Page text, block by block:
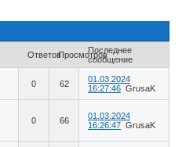
ОтветовПросмотровПоследнее
сообщение
0 62
01.03.2024
16:27:46 GrusaK
0 66
01.03.2024
16:26:47 GrusaK